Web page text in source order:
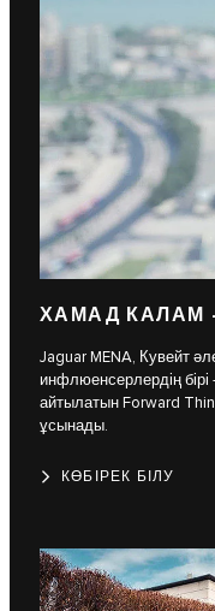
ХАМАД КАЛАМ
Jaguar MENA, Кувейт
инфлюенсерлердің
айтылатын Forward
ұсынады.
КӨБІРЕК БІЛУ